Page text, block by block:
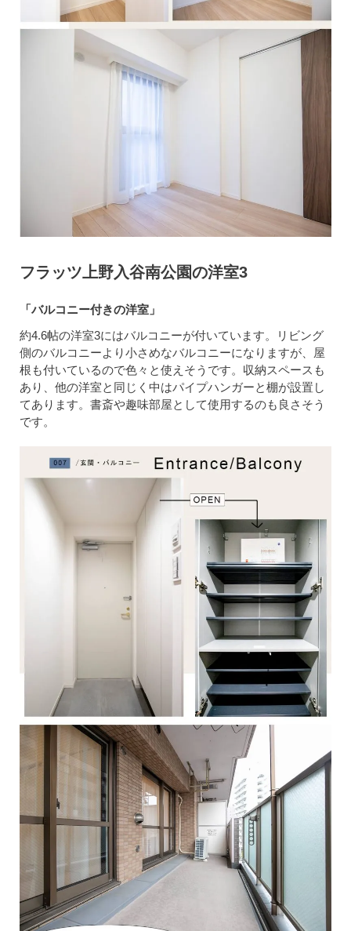
フラッツ上野入谷南公園の洋室3
「バルコニー付きの洋室」
約4.6帖の洋室3にはバルコニーが付いています。リビング
側のバルコニーより小さめなバルコニーになりますが、屋
根も付いているので色々と使えそうです。収納スペースも
あり、他の洋室と同じく中はパイプハンガーと棚が設置し
てあります。書斎や趣味部屋として使用するのも良さそう
です。